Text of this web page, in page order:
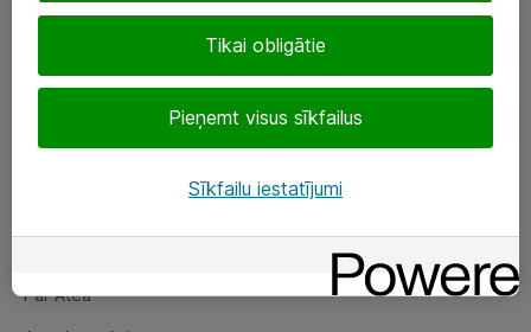
Sekojiet mums
Par Atea
Par Atea
Tikai obligātie
Pieņemt visus sīkfailus
Sīkfailu iestatījumi